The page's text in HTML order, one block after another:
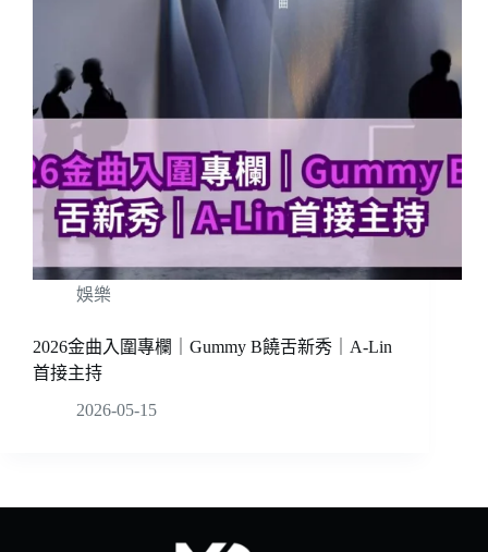
娛樂
2026金曲入圍專欄｜Gummy B饒舌新秀｜A-Lin
首接主持
2026-05-15